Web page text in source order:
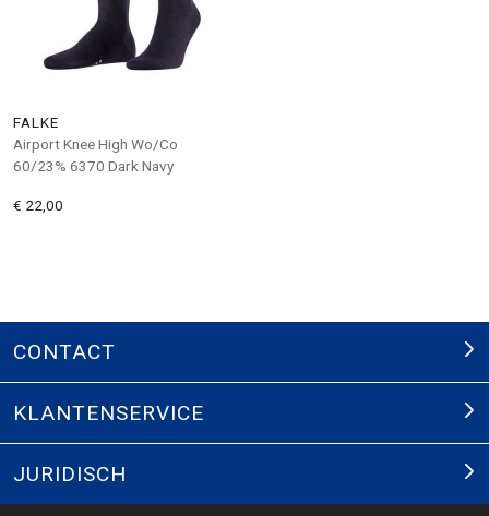
FALKE
Airport Knee High Wo/Co
60/23% 6370 Dark Navy
€ 22,00
CONTACT
KLANTENSERVICE
JURIDISCH